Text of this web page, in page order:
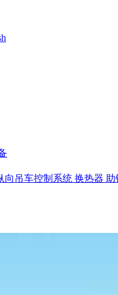
向吊车控制系统 换热器